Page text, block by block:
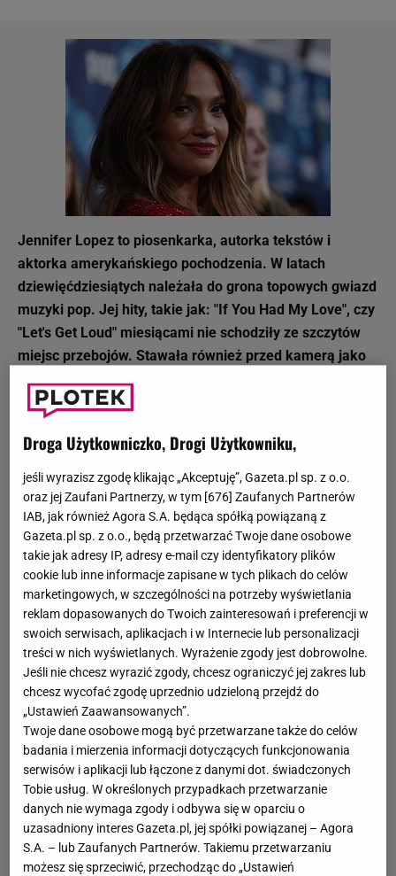
Jennifer Lopez to piosenkarka, autorka tekstów i
aktorka amerykańskiego pochodzenia. W latach
dziewięćdziesiątych należała do grona topowych gwiazd
muzyki pop. Jej hity, takie jak: "If You Had My Love", czy
"Let's Get Loud" miesiącami nie schodziły ze szczytów
miejsc przebojów. Stawała również przed kamerą jako
aktorka.
Jennifer Lopez: życiorys (dzieciństwo)
Jennifer Lopez przyszła na świat 24 lipca 1969 roku w
rodzinie pochodzącej z Portoryko jako córka Guadelupe
Rodrigez i Davida Lopeza. Od najmłodszych lat Lopez
fascynowała się tańcem i aktorstwem. Gdy osiągnęła
pełnoletność, sama finansowała sobie lekcje tańca,
pracując w biurze. Przez jakiś czas była nawet tancerką
Janet Jackson, z którą zerwała współpracę, marząc o
spróbowaniu sił w świecie filmu.
Jennifer Lopez: kariera aktorska
Po kilku epizodach w serialach przyszedł czas na debiut
filmowy, którym były filmy "Moja rodzina" i "Pociąg z
forsą" (oba z 1995 roku). Prawdziwym przełomem
okazała się główna rola w filmie "Selena" (1997), za którą
to Lopez nominowana była doZłotego Globu. W tym
samym roku zagrała też w filmie przygodowym
"Anakonda".
Kolejne lata i propozycje aktorskie ugruntowały mocną
pozycję Lopez w świecie aktorów, bowiem stała się
Droga Użytkowniczko, Drogi Użytkowniku,
jeśli wyrazisz zgodę klikając „Akceptuję”, Gazeta.pl sp. z o.o.
oraz jej Zaufani Partnerzy, w tym [676] Zaufanych Partnerów
IAB, jak również Agora S.A. będąca spółką powiązaną z
Gazeta.pl sp. z o.o., będą przetwarzać Twoje dane osobowe
takie jak adresy IP, adresy e-mail czy identyfikatory plików
cookie lub inne informacje zapisane w tych plikach do celów
marketingowych, w szczególności na potrzeby wyświetlania
reklam dopasowanych do Twoich zainteresowań i preferencji w
swoich serwisach, aplikacjach i w Internecie lub personalizacji
treści w nich wyświetlanych. Wyrażenie zgody jest dobrowolne.
Jeśli nie chcesz wyrazić zgody, chcesz ograniczyć jej zakres lub
chcesz wycofać zgodę uprzednio udzieloną przejdź do
„Ustawień Zaawansowanych”.
Twoje dane osobowe mogą być przetwarzane także do celów
badania i mierzenia informacji dotyczących funkcjonowania
serwisów i aplikacji lub łączone z danymi dot. świadczonych
Tobie usług. W określonych przypadkach przetwarzanie
danych nie wymaga zgody i odbywa się w oparciu o
uzasadniony interes Gazeta.pl, jej spółki powiązanej – Agora
S.A. – lub Zaufanych Partnerów. Takiemu przetwarzaniu
możesz się sprzeciwić, przechodząc do „Ustawień